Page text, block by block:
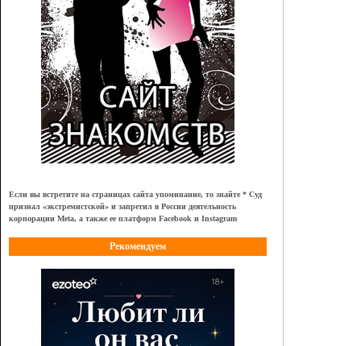
Если вы встретите на страницах сайта упоминание, то знайте * Суд
признал «экстремистской» и запретил в России деятельность
корпорации Meta, а также ее платформ Facebook и Instagram
Рекомендуем